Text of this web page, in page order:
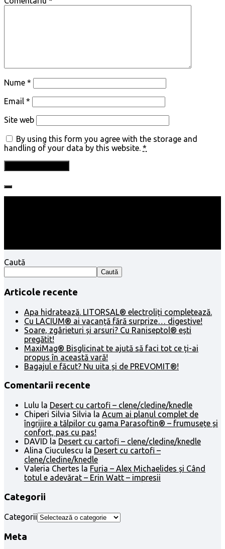
Nume *
Email *
Site web
By using this form you agree with the storage and
handling of your data by this website. *
Caută
Caută
Articole recente
Apa hidratează. LITORSAL® electroliți completează.
Cu LACIUM® ai vacanță fără surprize… digestive!
Soare, zgârieturi și arsuri? Cu Raniseptol® ești
pregătit!
MaxiMag® Bisglicinat te ajută să faci tot ce ți-ai
propus în această vară!
Bagajul e făcut? Nu uita și de PREVOMIT®!
Comentarii recente
Lulu la Desert cu cartofi – clene/cledine/knedle
Chiperi Silvia Silvia la Acum ai planul complet de
îngrijire a tălpilor cu gama Parasoftin® – frumusețe și
confort, pas cu pas!
DAVID la Desert cu cartofi – clene/cledine/knedle
Alina Ciuculescu la Desert cu cartofi –
clene/cledine/knedle
Valeria Chertes la Furia – Alex Michaelides și Când
totul e adevărat – Erin Watt – impresii
Categorii
Categorii
Meta